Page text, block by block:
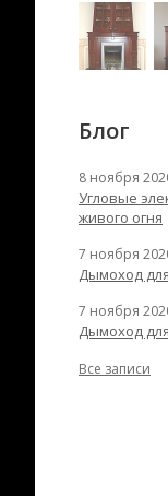
Блог
8 ноября
Угловые
живого огня
7 ноября
Дымоход
7 ноября
Дымоход
Все записи